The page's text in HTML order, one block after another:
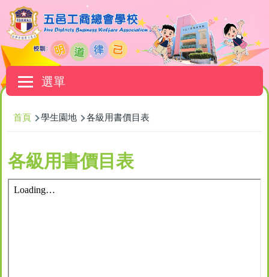
移至主內容
選單
Main
navigation
導
航
連
結
首頁 學生園地 各級用書價目表
各級用書價目表